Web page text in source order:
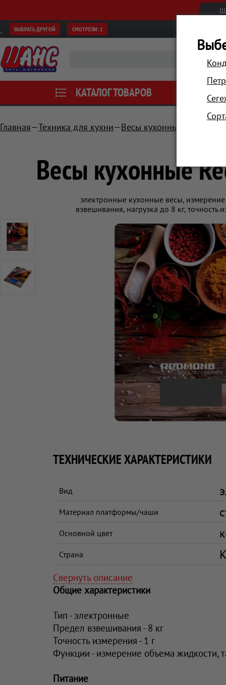
ВЫБРАТЬ ДРУГОЙ СМОТРЕЛИ: 1
КАТАЛОГ ТОВАРОВ АКЦИИ
Главная Техника для кухни Весы кухонные
Весы кухонные
электронные кухонные весы,
взвешивания, нагрузка до 8 кг,
ТЕХНИЧЕСКИЕ ХАРАКТЕРИСТИКИ
Вид
Материал платформы/чаши
Основной цвет
Страна
Свернуть описание
Общие характеристики
Тип - электронные
Предел взвешивания - 8 кг
Точность измерения - 1 г
Функции - измерение объема жидкости,
Питание